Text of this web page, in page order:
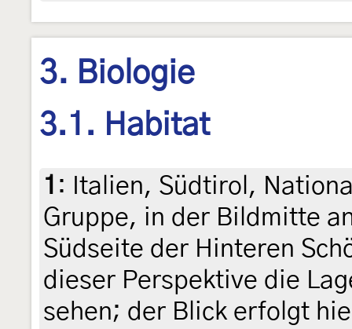
3. Biologie
3.1. Habitat
1 :
Italien, Südtirol,
Gruppe, in der Bildmitte
Südseite der Hinteren
dieser Perspektive die
sehen; der Blick erfolgt